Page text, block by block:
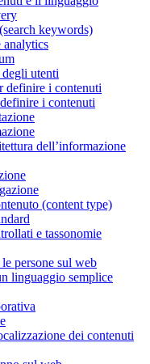
keywords)
analytics
utenti
definire i contenuti
i contenuti
dell’informazione
(content type)
e tassonomie
persone sul web
linguaggio semplice
dei contenuti